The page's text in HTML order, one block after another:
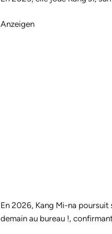
Anzeigen
En 2026, Kang Mi-na
demain au bureau !,